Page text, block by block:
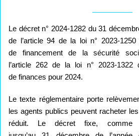
Le décret n° 2024-1282 du 31
de l’article 94 de la loi n° 2023-
de financement de la sécurité
l’article 262 de la loi n° 2023-1322
de finances pour 2024.
Le texte réglementaire porte
les agents publics peuvent racheter
réduit. Le décret fixe, comme